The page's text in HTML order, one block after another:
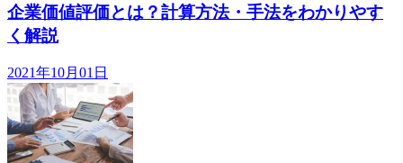
企業価値評価とは？計算方法・手法をわかりやす
く解説
2021年10月01日